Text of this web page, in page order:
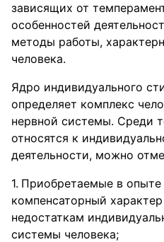
зависящих от
особенностей
методы работы,
человека.
Ядро индивидуального
определяет комплекс
нервной системы. Среди
относятся к
деятельности, можно
Приобретаемые в
компенсаторный
недостаткам
системы человека;